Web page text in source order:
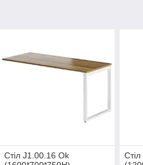
Стіл J1.00.16 Ok